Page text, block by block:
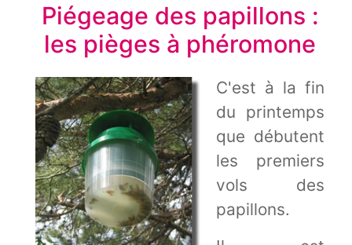
Piégeage des papillons :
les pièges à phéromone
C'est à la fin
du printemps
que débutent
les premiers
vols des
papillons.